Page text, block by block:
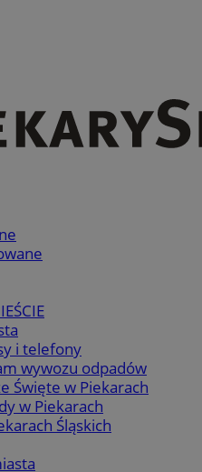
i telefony
wywozu odpadów
Święte w Piekarach
w Piekarach
Śląskich